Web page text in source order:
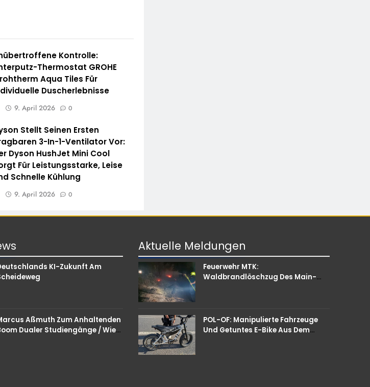
Kontrolle:
Thermostat GROHE
Aqua Tiles Für
Duscherlebnisse
9. April 2026 0
Stellt Seinen Ersten
3-In-1-Ventilator Vor:
Dyson HushJet Mini Cool
Für Leistungsstarke, Leise
Schnelle Kühlung
9. April 2026 0
KI-Zukunft Am
Aßmuth Zum Anhaltenden
Dualer Studiengänge / Wie
Aktuelle Meldungen
Feuerwehr MTK:
Waldbrandlöschzug Des Main-
Sicherten In Schwierigem Gelände
Die Flanken Des Brandgebietes
POL-OF: Manipulierte Fahrzeuge
Und Getuntes E-Bike Aus Dem